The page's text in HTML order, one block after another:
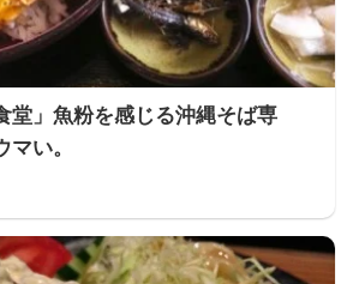
堂」魚粉を感じる沖縄そば専
い。